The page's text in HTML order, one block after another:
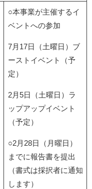
○本事業が主催するイ
ベントへの参加
7月17日（土曜日）ブ
ーストイベント（予
定）
2月5日（土曜日）ラ
ップアップイベント
（予定）
○2月28日（月曜日）
までに報告書を提出
（書式は採択者に通知
します）